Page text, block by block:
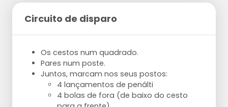
Circuito de disparo
Os cestos num quadrado.
Pares num poste.
Juntos, marcam nos seus postos:
4 lançamentos de penálti
4 bolas de fora (de baixo do cesto